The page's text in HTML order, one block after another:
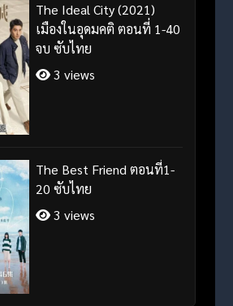
The Ideal City (2021)
เมืองในอุดมคติ ตอนที่ 1-40
จบ ซับไทย
3 views
The Best Friend ตอนที่1-
20 ซับไทย
3 views